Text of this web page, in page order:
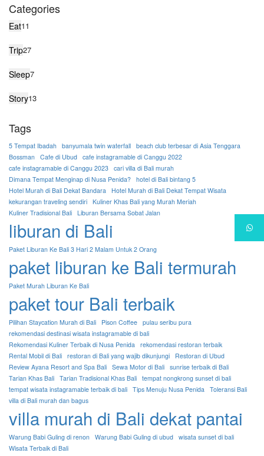
Categories
Eat11
Trip27
Sleep7
Story13
Tags
5 Tempat Ibadah banyumala twin waterfall beach club terbesar di Asia Tenggara
Bossman Cafe di Ubud cafe instagramable di Canggu 2022
cafe instagramable di Canggu 2023 cari villa di Bali murah
Dimana Tempat Menginap di Nusa Penida? hotel di Bali bintang 5
Hotel Murah di Bali Dekat Bandara Hotel Murah di Bali Dekat Tempat Wisata
kekurangan traveling sendiri Kuliner Khas Bali yang Murah Meriah
Kuliner Tradisional Bali Liburan Bersama Sobat Jalan
liburan di Bali
Paket Liburan Ke Bali 3 Hari 2 Malam Untuk 2 Orang
paket liburan ke Bali termurah
Paket Murah Liburan Ke Bali
paket tour Bali terbaik
Pilihan Staycation Murah di Bali Pison Coffee pulau seribu pura
rekomendasi destinasi wisata instagramable di bali
Rekomendasi Kuliner Terbaik di Nusa Penida rekomendasi restoran terbaik
Rental Mobil di Bali restoran di Bali yang wajib dikunjungi
Restoran di Ubud
Review Ayana Resort and Spa Bali Sewa Motor di Bali sunrise terbaik di Bali
Tarian Khas Bali Tarian Tradisional Khas Bali tempat nongkrong sunset di bali
tempat wisata instagramable terbaik di bali Tips Menuju Nusa Penida Toleransi Bali
villa di Bali murah dan bagus
villa murah di Bali dekat pantai
Warung Babi Guling di renon Warung Babi Guling di ubud wisata sunset di bali
Wisata Terbaik di Bali